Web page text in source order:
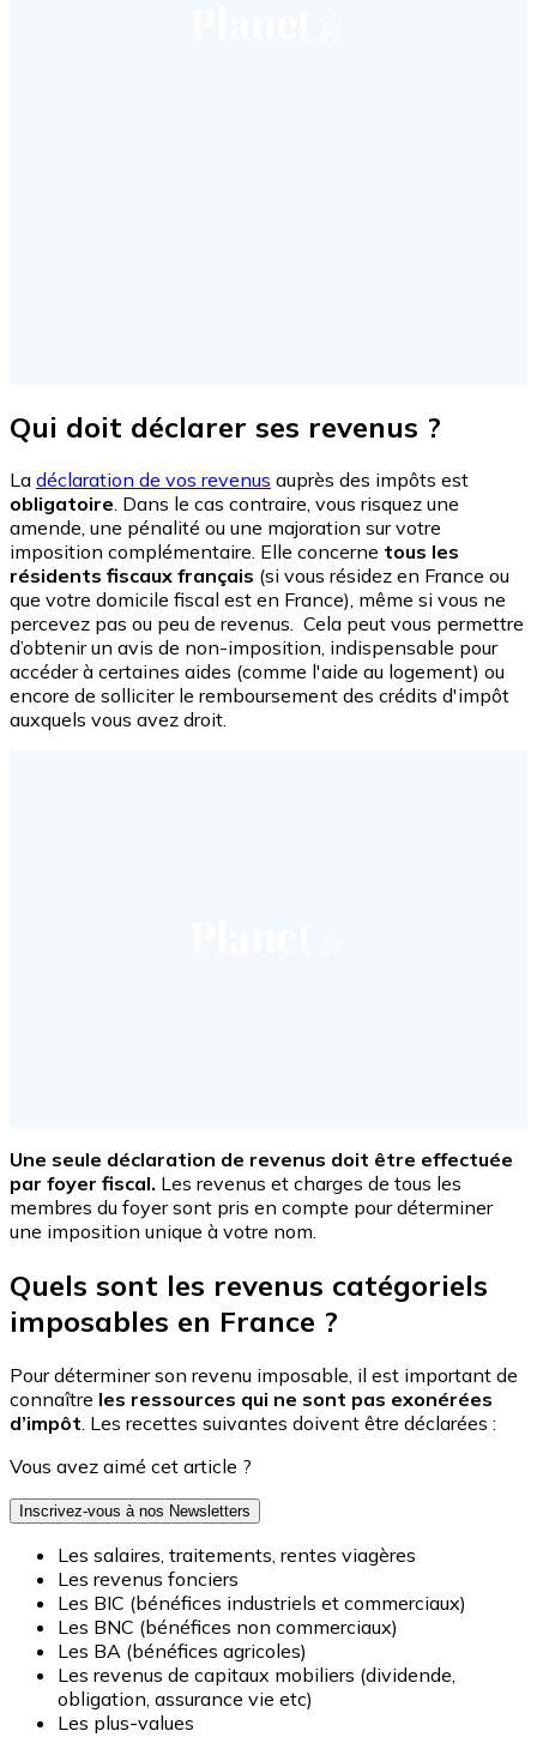
Qui doit déclarer ses revenus ?
La déclaration de vos revenus auprès des impôts est
obligatoire. Dans le cas contraire, vous risquez une
amende, une pénalité ou une majoration sur votre
imposition complémentaire. Elle concerne tous les
résidents fiscaux français (si vous résidez en France ou
que votre domicile fiscal est en France), même si vous ne
percevez pas ou peu de revenus. Cela peut vous permettre
d’obtenir un avis de non-imposition, indispensable pour
accéder à certaines aides (comme l'aide au logement) ou
encore de solliciter le remboursement des crédits d'impôt
auxquels vous avez droit.
Une seule déclaration de revenus doit être effectuée
par foyer fiscal. Les revenus et charges de tous les
membres du foyer sont pris en compte pour déterminer
une imposition unique à votre nom.
Quels sont les revenus catégoriels
imposables en France ?
Pour déterminer son revenu imposable, il est important de
connaître les ressources qui ne sont pas exonérées
d’impôt. Les recettes suivantes doivent être déclarées :
Vous avez aimé cet article ?
Inscrivez-vous à nos Newsletters
Les salaires, traitements, rentes viagères
Les revenus fonciers
Les BIC (bénéfices industriels et commerciaux)
Les BNC (bénéfices non commerciaux)
Les BA (bénéfices agricoles)
Les revenus de capitaux mobiliers (dividende,
obligation, assurance vie etc)
Les plus-values